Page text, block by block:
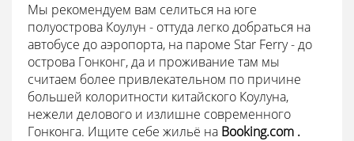
Мы рекомендуем вам селиться на юге
полуострова Коулун - оттуда легко добраться на
автобусе до аэропорта, на пароме Star Ferry - до
острова Гонконг, да и проживание там мы
считаем более привлекательном по причине
большей колоритности китайского Коулуна,
нежели делового и излишне современного
Гонконга. Ищите себе жильё на Booking.com .